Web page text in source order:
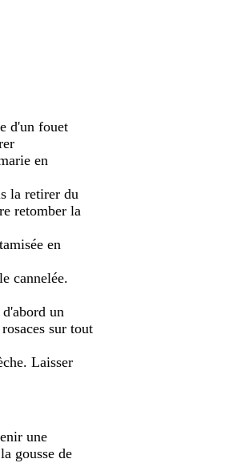
d'un fouet
en
la retirer du
retomber la
en
cannelée.
un
sur tout
Laisser
une
gousse de